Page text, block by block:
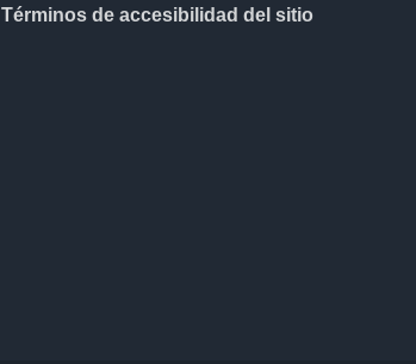
Términos de accesibilidad del sitio